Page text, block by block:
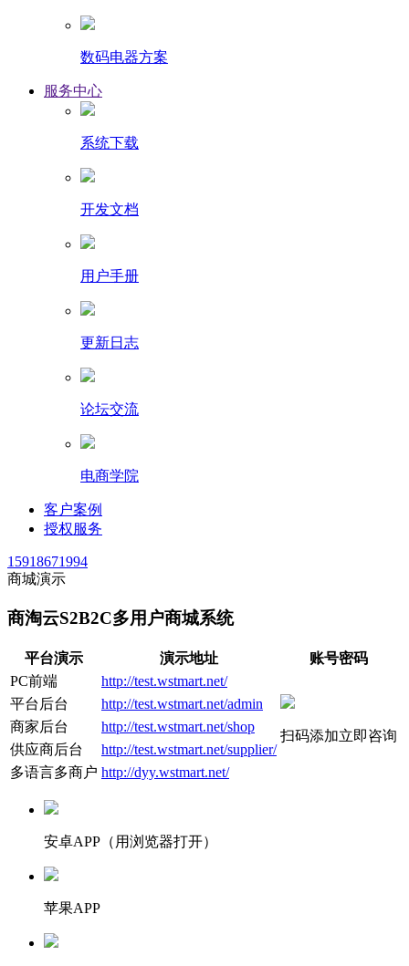
数码电器方案
服务中心
系统下载
开发文档
用户手册
更新日志
论坛交流
电商学院
客户案例
授权服务
15918671994
商城演示
商淘云S2B2C多用户商城系统
平台演示 演示地址
账号密码
PC前端
http://test.wstmart.net/
扫码添加立即咨询
平台后台
http://test.wstmart.net/admin
商家后台
http://test.wstmart.net/shop
供应商后台
http://test.wstmart.net/supplier/
多语言多商户 http://dyy.wstmart.net/
安卓APP（用浏览器打开）
苹果APP